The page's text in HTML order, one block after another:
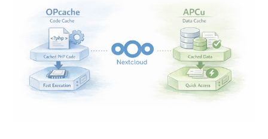
法、基本的な使い方を、初心者にもわかりやすいように
整理して解説します。 ngrokとは何か ngrokは、ローカ
ルPCやサーバーで動いているサービスを、インターネッ
ト越しに一時公開するためのツールです。 たとえば、
Ubuntuで localhost:8000 で動かしているアプリがある
とします。 通常、このアプリはそのマシン自身からしか
アクセスできません。 しかし、ngrokを使うと、次のよ